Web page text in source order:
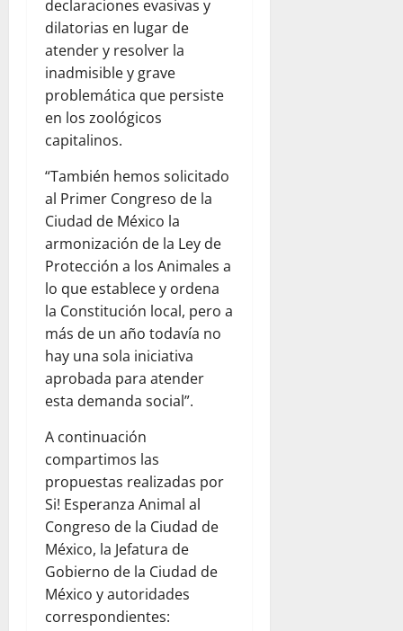
declaraciones evasivas y
dilatorias en lugar de
atender y resolver la
inadmisible y grave
problemática que persiste
en los zoológicos
capitalinos.
“También hemos solicitado
al Primer Congreso de la
Ciudad de México la
armonización de la Ley de
Protección a los Animales a
lo que establece y ordena
la Constitución local, pero a
más de un año todavía no
hay una sola iniciativa
aprobada para atender
esta demanda social”.
A continuación
compartimos las
propuestas realizadas por
Si! Esperanza Animal al
Congreso de la Ciudad de
México, la Jefatura de
Gobierno de la Ciudad de
México y autoridades
correspondientes: